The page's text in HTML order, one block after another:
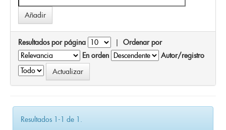
Resultados por página | Ordenar por
En orden
Autor/registro
Resultados 1-1 de 1.